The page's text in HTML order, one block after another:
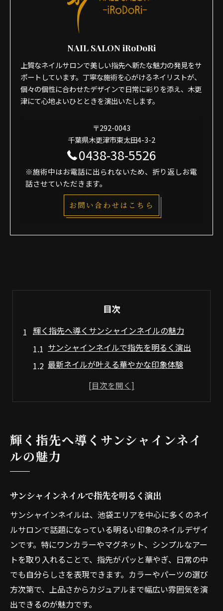
NAIL SALON iRoDoRi
上質なネイルサロンで美しい指先へ新たな魅力の発見をサ
ポートしています。丁寧な施術を心がけるネイリストが、
個々の個性に合わせたデザインで日常に彩りを添え、木更
津にて心地よいひとときを演出いたします。
〒292-0043
千葉県木更津市東太田4-3-2
0438-38-5526
※施術中はお電話に出られないため、折り返しお電
話させていただきます。
お問い合わせはこちら
目次
輝く指先へ導くサンシャインネイルの魅力
サンシャインネイルで指先を明るく演出
最新ネイルが叶える華やかな印象体験
ネイルデザイン選びが毎日を彩る理由
最新トレンドネイルを楽しむための秘訣
ネイルトレンドを押さえる選び方のコツ
サンシャインネイルで旬のデザイン体験
ネイル用品やチップの活用ポイント紹介
口コミから見るトレンドネイルの魅力
サンシャインネイルで自分らしさを表現しよう
ネイルデザインで個性を表現する方法
サンシャインネイルで叶える理想の手元
自分に似合うネイル選びのポイント解説
ネイルチップで手軽に楽しむアレンジ術
輝く指先へ導くサンシャインネイ
ルの魅力
サンシャインネイルで指先を明るく演出
サンシャインネイルは、池袋エリアを中心に多くのネイ
ルサロンで話題になっている明るい印象のネイルデザイ
ンです。特にワンカラーやマグネット、シンプルなアー
トを取り入れることで、指先がパッと華やぎ、日常の中
でも自分らしさを表現できます。カラーやパーツの選び
方次第で、上品さからカジュアルまで幅広い雰囲気を演
出できるのが魅力です。